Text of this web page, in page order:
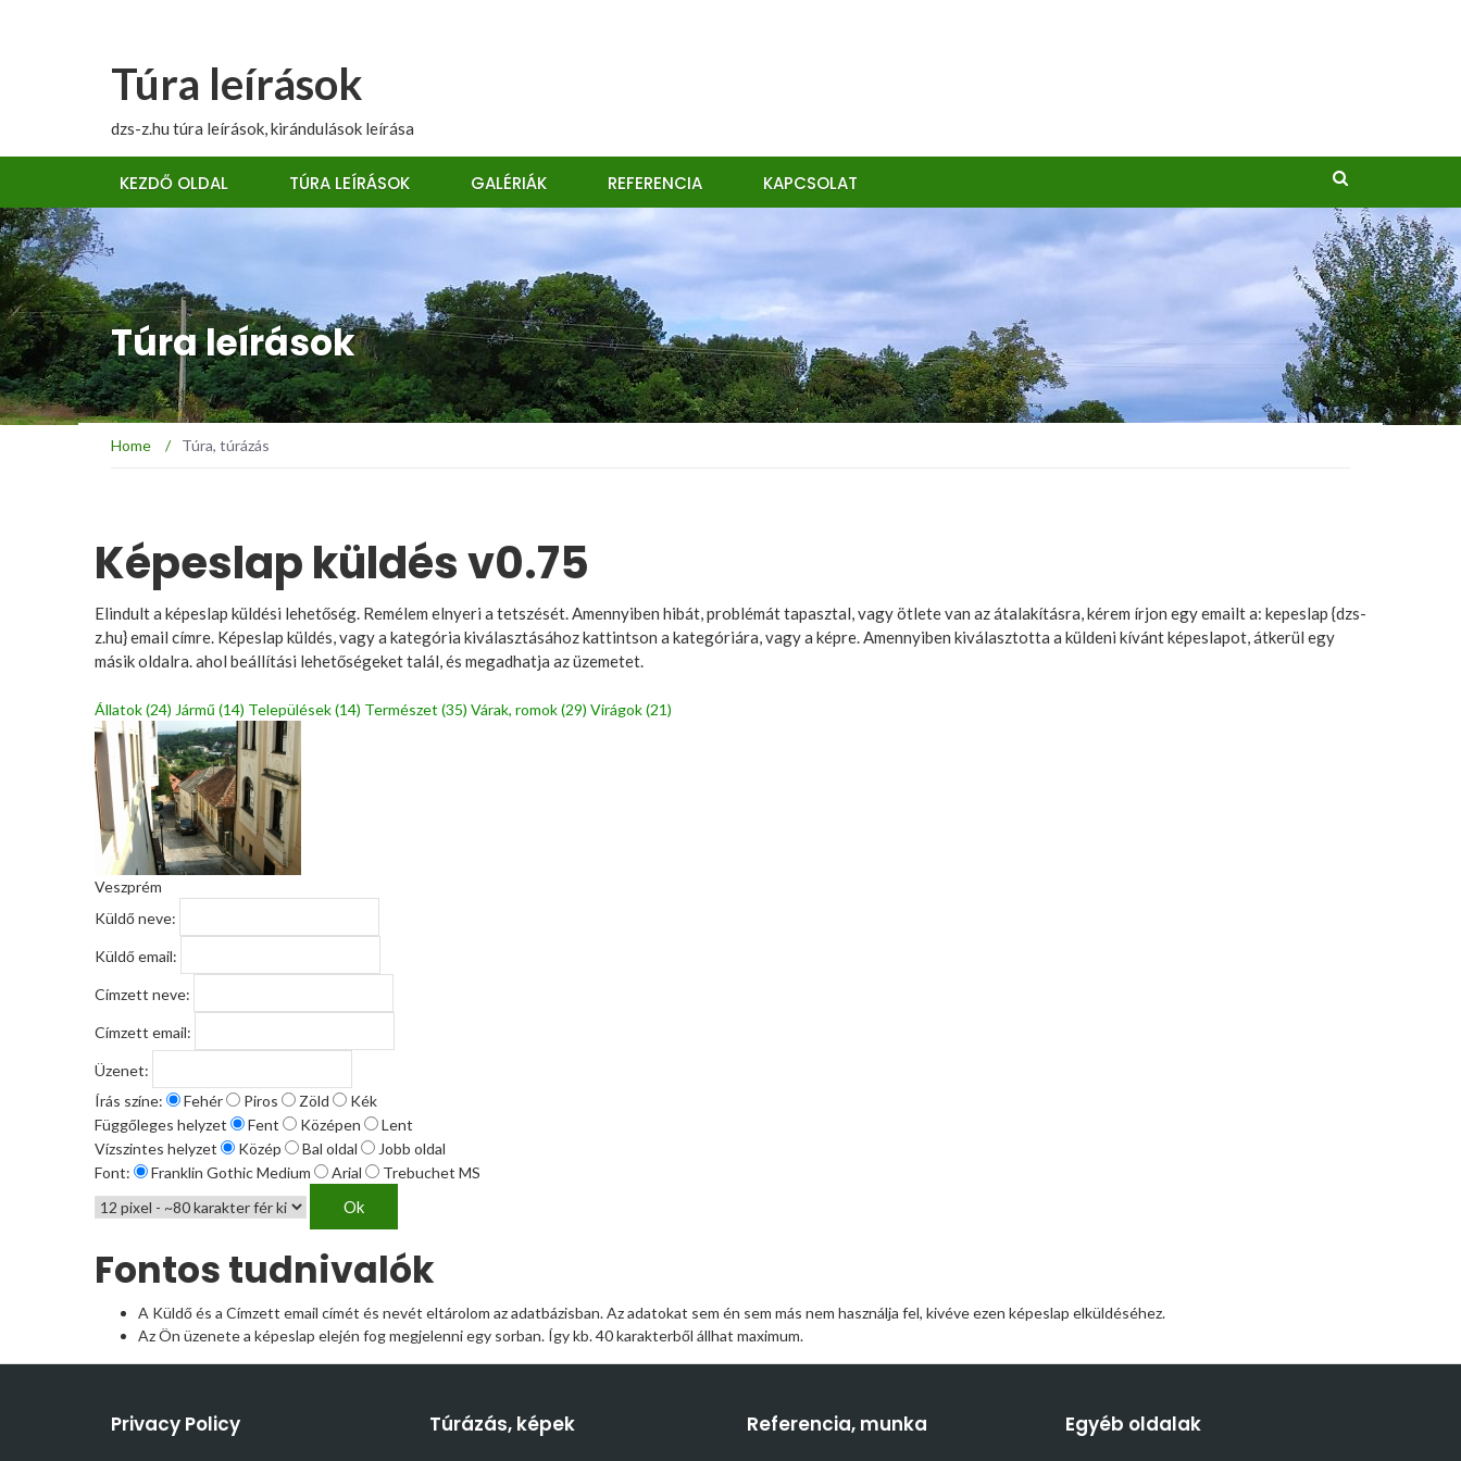
Túra leírások
dzs-z.hu túra leírások, kirándulások leírása
KEZDŐ OLDAL TÚRA LEÍRÁSOK GALÉRIÁK REFERENCIA KAPCSOLAT
Túra leírások
Home / Túra, túrázás
Képeslap küldés v0.75
Elindult a képeslap küldési lehetőség. Remélem elnyeri a tetszését. Amennyiben hibát, problémát tapasztal, vagy ötlete van az átalakításra, kérem írjon egy emailt a: kepeslap {dzs-
z.hu} email címre. Képeslap küldés, vagy a kategória kiválasztásához kattintson a kategóriára, vagy a képre. Amennyiben kiválasztotta a küldeni kívánt képeslapot, átkerül egy
másik oldalra. ahol beállítási lehetőségeket talál, és megadhatja az üzemetet.
Állatok (24) Jármű (14) Települések (14) Természet (35) Várak, romok (29) Virágok (21)
Veszprém
Küldő neve:
Küldő email:
Címzett neve:
Címzett email:
Üzenet:
Írás színe:
Fehér Piros Zöld
Kék
Függőleges helyzet
Fent Középen
Lent
Vízszintes helyzet
Közép Bal oldal
Jobb oldal
Font:
Franklin Gothic Medium Arial Trebuchet MS
Fontos tudnivalók
A Küldő és a Címzett email címét és nevét eltárolom az adatbázisban. Az adatokat sem én sem más nem használja fel, kivéve ezen képeslap elküldéséhez.
Az Ön üzenete a képeslap elején fog megjelenni egy sorban. Így kb. 40 karakterből állhat maximum.
Privacy Policy Túrázás, képek Referencia, munka Egyéb oldalak